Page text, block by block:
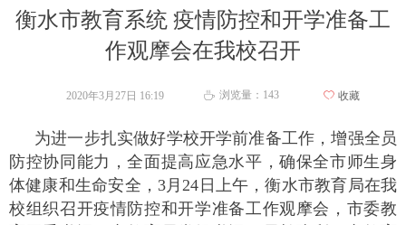
衡水市教育系统 疫情防控和开学准备工
作观摩会在我校召开
为进一步扎实做好学校开学前准备工作，增强全员
防控协同能力，全面提高应急水平，确保全市师生身
体健康和生命安全，3月24日上午，衡水市教育局在我
校组织召开疫情防控和开学准备工作观摩会，市委教
2020年3月27日 16:19 ꄘ 浏览量： 143 ꄀ 收藏